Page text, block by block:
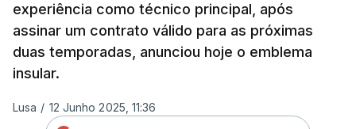
experiência como técnico principal, após
assinar um contrato válido para as próximas
duas temporadas, anunciou hoje o emblema
insular.
Lusa / 12 Junho 2025, 11:36